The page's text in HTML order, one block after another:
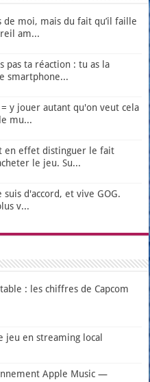
de moi, mais du fait qu’il faille
am...
pas ta réaction : tu as la
smartphone...
y jouer autant qu'on veut cela
mu...
en effet distinguer le fait
le jeu. Su...
d'accord, et vive GOG.
v...
: les chiffres de Capcom
jeu en streaming local
Apple Music —